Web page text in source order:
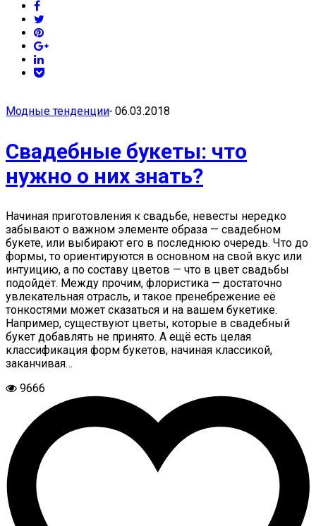
Модные тенденции- 06.03.2018
Свадебные букеты: что
нужно о них знать?
Начиная приготовления к свадьбе, невесты нередко
забывают о важном элементе образа — свадебном
букете, или выбирают его в последнюю очередь. Что до
формы, то ориентируются в основном на свой вкус или
интуицию, а по составу цветов — что в цвет свадьбы
подойдёт. Между прочим, флористика — достаточно
увлекательная отрасль, и такое пренебрежение её
тонкостями может сказаться и на вашем букетике.
Например, существуют цветы, которые в свадебный
букет добавлять не принято. А ещё есть целая
классификация форм букетов, начиная классикой,
заканчивая…
9666